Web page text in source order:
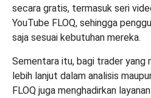
secara gratis, termasuk seri
YouTube FLOQ, sehingga
saja sesuai kebutuhan mereka.
Sementara itu, bagi trader yang
lebih lanjut dalam analisis
FLOQ juga menghadirkan